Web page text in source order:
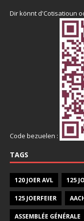
Dir könnt d'Cotisatioun
Code bezuelen :
TAGS
120 JOER AVL 125
125 JOERFEIER
ASSEMBLÉE GÉNÉRALE